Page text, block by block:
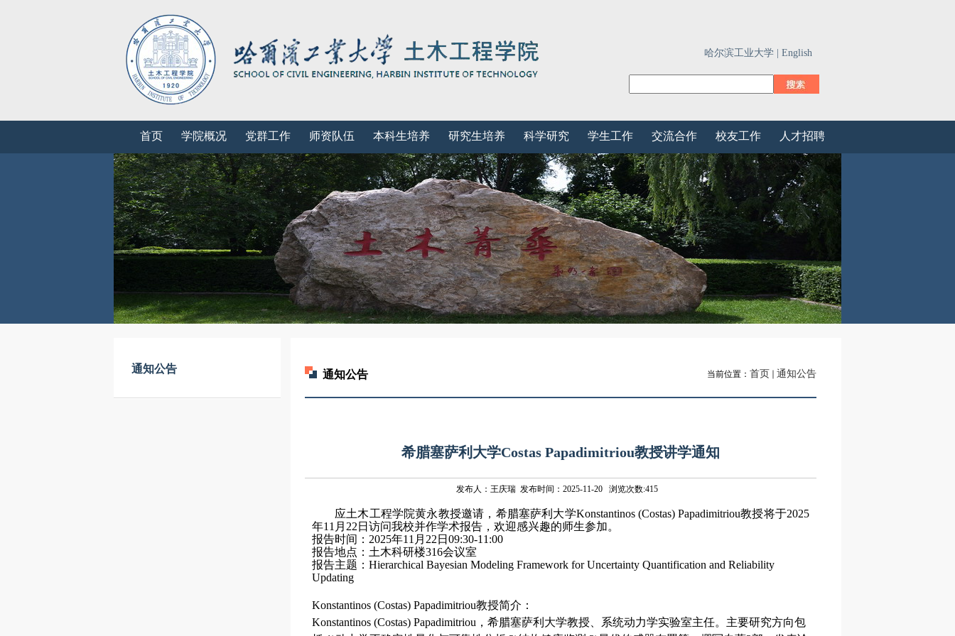
哈尔滨工业大学 | English
首页 学院概况 党群工作 师资队伍 本科生培养 研究生培养 科学研究 学生工作 交流合作 校友工作 人才招聘
通知公告 通知公告 当前位置： 首页 通知公告
希腊塞萨利大学Costas Papadimitriou教授讲学通知
发布人：王庆瑞 发布时间：2025-11-20 浏览次数:415
应土木工程学院黄永教授邀请，希腊塞萨利大学Konstantinos (Costas) Papadimitriou教授将于2025
年11 月 22 日访问我校并作学术报告，欢迎感兴趣的师生参加。
报告时间： 2025年11 月 22 日 09:30-11:00
报告地点：土木科研楼316会议室
报告主题： Hierarchical Bayesian Modeling Framework for Uncertainty Quantification and Reliability
Updating
Konstantinos (Costas) Papadimitriou教授简介：
Konstantinos (Costas) Papadimitriou ，希腊塞萨利大学教授、系统动力学实验室主任。主要研究方向包